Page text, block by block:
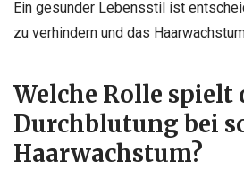
Ein gesunder Lebensstil ist
zu verhindern und das
Welche Rolle spielt
Durchblutung bei
Haarwachstum?